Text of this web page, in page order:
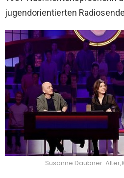
jugendorientierten
Susanne Daubner: